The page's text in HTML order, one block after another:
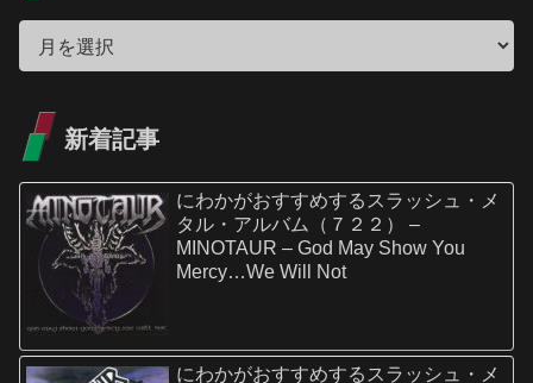
新着記事
にわかがおすすめするスラッシュ・メ
タル・アルバム（７２２） –
MINOTAUR – God May Show You
Mercy…We Will Not
にわかがおすすめするスラッシュ・メ